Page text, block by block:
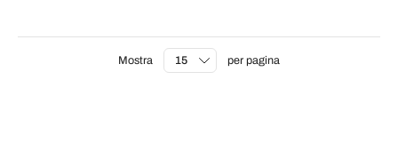
Mostra per pagina